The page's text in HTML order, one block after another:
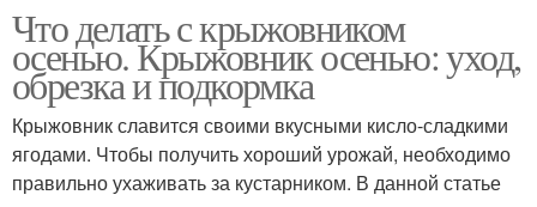
Что делать с крыжовником
осенью. Крыжовник осенью: уход,
обрезка и подкормка
Крыжовник славится своими вкусными кисло-сладкими
ягодами. Чтобы получить хороший урожай, необходимо
правильно ухаживать за кустарником. В данной статье